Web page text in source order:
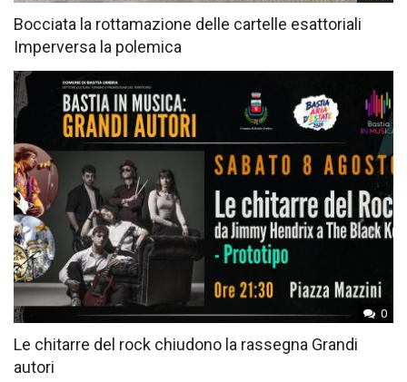
Bocciata la rottamazione delle cartelle esattoriali
Imperversa la polemica
0
Le chitarre del rock chiudono la rassegna Grandi
autori